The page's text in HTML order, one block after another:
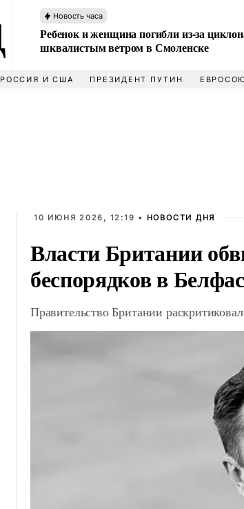
Новость часа
Ребенок и женщина погибли из-за
шквалистым ветром в Смоленске
РОССИЯ И США ПРЕЗИДЕНТ ПУТИН
10 ИЮНЯ 2026, 12:19 • НОВОСТИ ДНЯ
Власти Британии
беспорядков в
Правительство Британии